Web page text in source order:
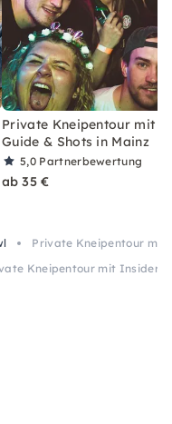
Private Kneipentour mit
Guide & Shots in Mainz
5,0 Partnerbewertung
ab 35 €
Private Kneipentour mit
Kneipentour mit Insider-